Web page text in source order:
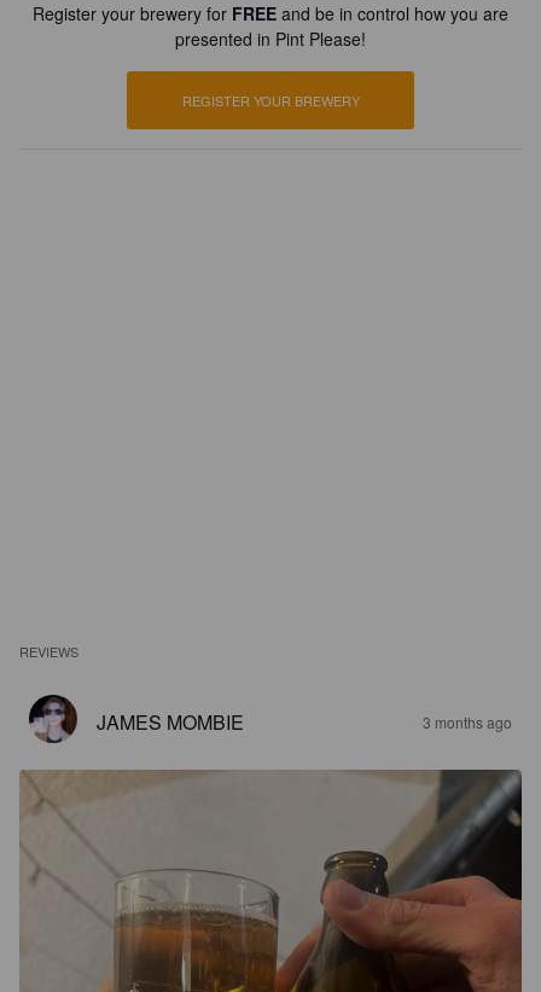
Register your brewery for FREE and be in control how you are
presented in Pint Please!
REGISTER YOUR BREWERY
REVIEWS
JAMES MOMBIE 3 months ago